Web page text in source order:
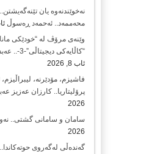
نەخوێندنەوە یان
محەممەد.. ئەحمەد ڕەسوڵ ئاب
وێنەی مرۆڤ لە “خودێکی
“کاڵایەکی دیجیتاڵی”-3-.. عەبدولموتەلیب عەبدوڵڵا
ئاب 8, 2026
فاشیزم، مۆدێرنە، لیبراڵیزم،
پرۆلیتاریا.. کارزان عەزیز
2026
سامان و سامانی گشتی..
2026
گەندەڵی لەگەروی